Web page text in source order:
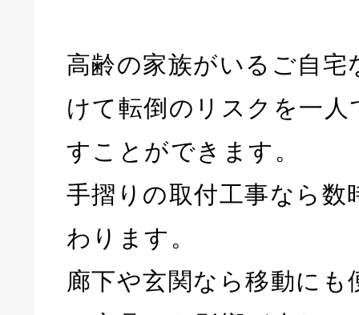
高齢の家族がいるご自宅
けて転倒のリスクを一人
すことができます。
手摺りの取付工事なら数
わります。
廊下や玄関なら移動にも